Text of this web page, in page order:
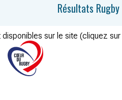
Résultats Rugby
sur le site (cliquez sur